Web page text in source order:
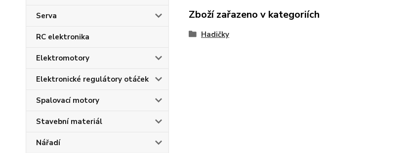
Serva
RC elektronika
Elektromotory
Elektronické regulátory otáček
Spalovací motory
Stavební materiál
Nářadí
Zboží zařazeno v kategoriích
Hadičky